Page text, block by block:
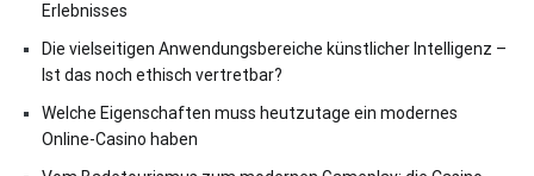
Erlebnisses
Die vielseitigen Anwendungsbereiche künstlicher Intelligenz –
Ist das noch ethisch vertretbar?
Welche Eigenschaften muss heutzutage ein modernes
Online-Casino haben